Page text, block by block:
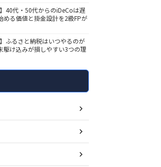
】40代・50代からのiDeCoは遅
める価値と掛金設計を2級FPが
ふるさと納税はいつやるのが
駆け込みが損しやすい3つの理